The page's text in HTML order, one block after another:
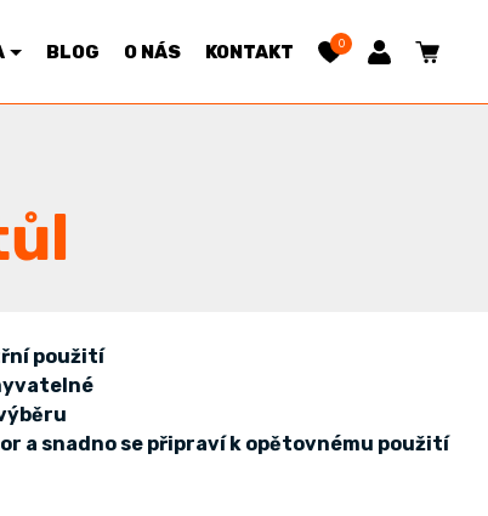
BLOG O NÁS KONTAKT 0
použití
a snadno se připraví k opětovnému použití